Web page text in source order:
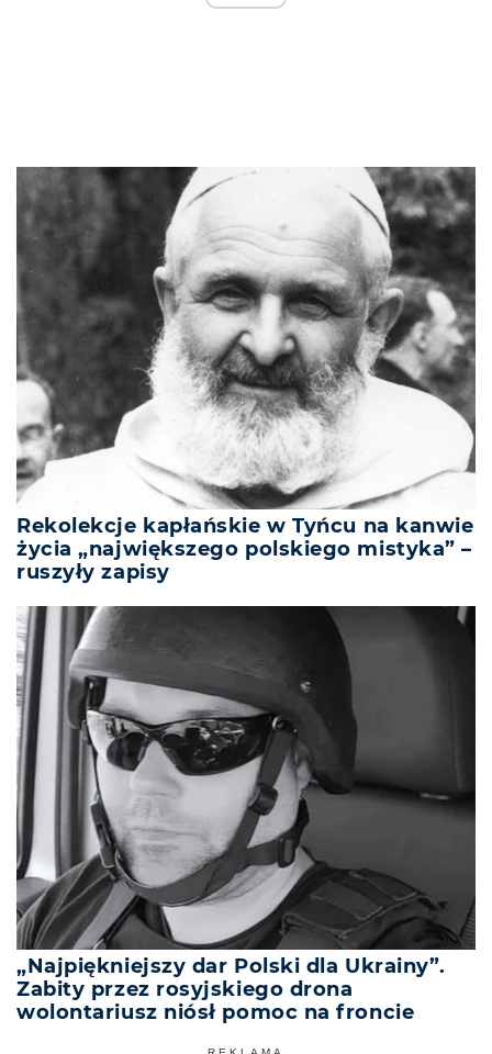
Rekolekcje kapłańskie w Tyńcu na kanwie
życia „największego polskiego mistyka” –
ruszyły zapisy
„Najpiękniejszy dar Polski dla Ukrainy”.
Zabity przez rosyjskiego drona
wolontariusz niósł pomoc na froncie